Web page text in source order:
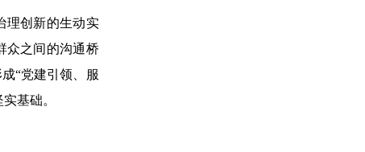
理创新的生动实
众之间的沟通桥
“党建引领、服
基础。